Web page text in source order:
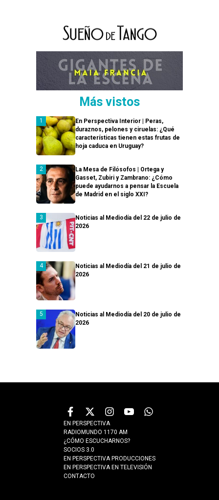
Más vistos
En Perspectiva Interior | Peras,
duraznos, pelones y ciruelas: ¿Qué
características tienen estas frutas de
hoja caduca en Uruguay?
La Mesa de Filósofos | Ortega y
Gasset, Zubiri y Zambrano: ¿Cómo
puede ayudarnos a pensar la Escuela
de Madrid en el siglo XXI?
Noticias al Mediodía del 22 de julio de
2026
Noticias al Mediodía del 21 de julio de
2026
Noticias al Mediodía del 20 de julio de
2026
EN PERSPECTIVA
RADIOMUNDO 1170 AM
¿CÓMO ESCUCHARNOS?
SOCIOS 3.0
EN PERSPECTIVA PRODUCCIONES
EN PERSPECTIVA EN TELEVISIÓN
CONTACTO